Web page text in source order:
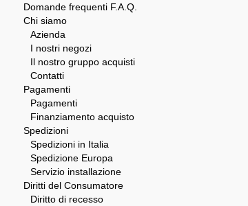
Domande frequenti F.A.Q.
Chi siamo
Azienda
I nostri negozi
Il nostro gruppo acquisti
Contatti
Pagamenti
Pagamenti
Finanziamento acquisto
Spedizioni
Spedizioni in Italia
Spedizione Europa
Servizio installazione
Diritti del Consumatore
Diritto di recesso